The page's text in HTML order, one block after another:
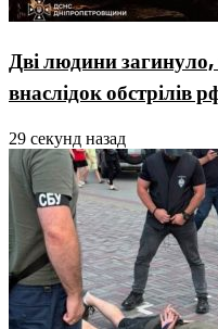
Дві людини
внаслідок обстрілів
29 секунд назад